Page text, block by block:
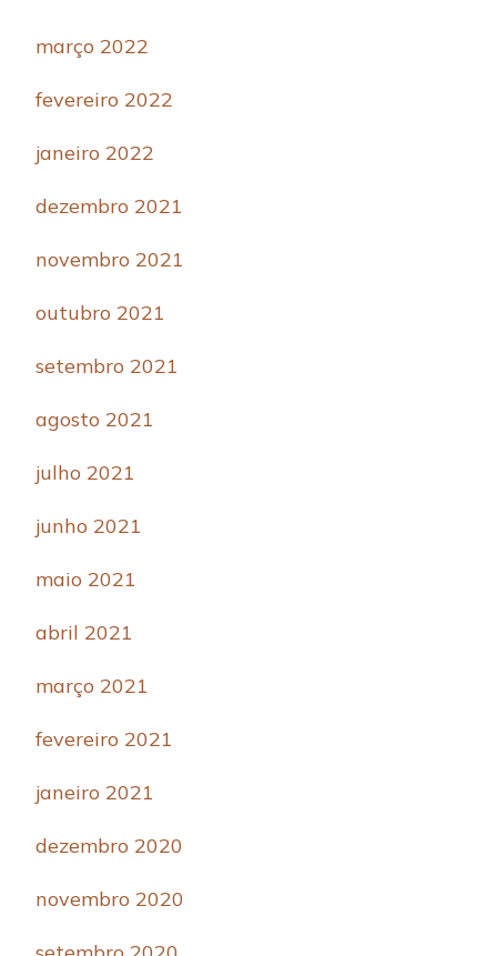
março 2022
fevereiro 2022
janeiro 2022
dezembro 2021
novembro 2021
outubro 2021
setembro 2021
agosto 2021
julho 2021
junho 2021
maio 2021
abril 2021
março 2021
fevereiro 2021
janeiro 2021
dezembro 2020
novembro 2020